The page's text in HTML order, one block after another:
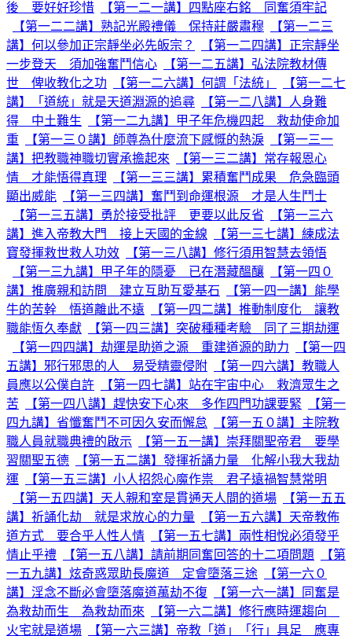
後 要好好珍惜
【第一二一講】四點座右銘 同奮須牢記
【第一二二講】熟記光殿禮儀 保持莊嚴肅穆
【第一二三
講】何以參加正宗靜坐必先皈宗？
【第一二四講】正宗靜坐
一步登天 須加強奮鬥信心
【第一二五講】弘法院教材傳
世 俾收教化之功
【第一二六講】何謂「法統」
【第一二七
講】「道統」就是天道淵源的追尋
【第一二八講】人身難
得 中土難生
【第一二九講】甲子年危機四起 救劫使命加
重
【第一三０講】師尊為什麼流下感慨的熱淚
【第一三一
講】把教職神職切實承擔起來
【第一三二講】常存報恩心
情 才能悟得真理
【第一三三講】累積奮鬥成果 危急臨頭
顯出威能
【第一三四講】奮鬥到命運根源 才是人生鬥士
【第一三五講】勇於接受批評 更要以此反省
【第一三六
講】進入帝教大門 接上天國的金線
【第一三七講】練成法
寶發揮救世救人功效
【第一三八講】修行須用智慧去領悟
【第一三九講】甲子年的隱憂 已在潛藏醞釀
【第一四０
講】推廣親和訪問 建立互助互愛基石
【第一四一講】能學
牛的苦幹 悟道離此不遠
【第一四二講】推動制度化 讓教
職能恆久奉獻
【第一四三講】突破種種考驗 同了三期劫運
【第一四四講】劫運是助道之源 重建道源的助力
【第一四
五講】邪行邪思的人 易受精靈侵附
【第一四六講】教職人
員應以公僕自許
【第一四七講】站在宇宙中心 救濟眾生之
苦
【第一四八講】趕快安下心來 多作四門功課要緊
【第一
四九講】省懺奮鬥不可因久安而懈怠
【第一五０講】主院教
職人員就職典禮的啟示
【第一五一講】崇拜關聖帝君 要學
習關聖五德
【第一五二講】發揮祈誦力量 化解小我大我劫
運
【第一五三講】小人招怨心魔作祟 君子遠禍智慧常明
【第一五四講】天人親和室是貫通天人間的道場
【第一五五
講】祈誦化劫 就是求放心的力量
【第一五六講】天帝教佈
道方式 要合乎人性人情
【第一五七講】兩性相悅必須發乎
情止乎禮
【第一五八講】請前期同奮回答的十二項問題
【第
一五九講】炫奇惑眾助長魔道 定會墮落三途
【第一六０
講】淫念不斷必會墮落魔道萬劫不復
【第一六一講】同奮是
為救劫而生 為救劫而來
【第一六二講】修行應時運趨向
火宅就是道場
【第一六三講】帝教「道」「行」具足 應專